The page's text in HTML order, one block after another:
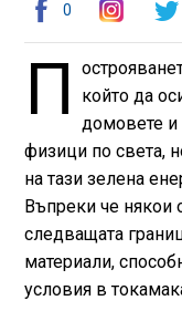
0
П
който да
домовете и
физици по света,
на тази зелена
Въпреки че някои
следващата
материали,
условия в